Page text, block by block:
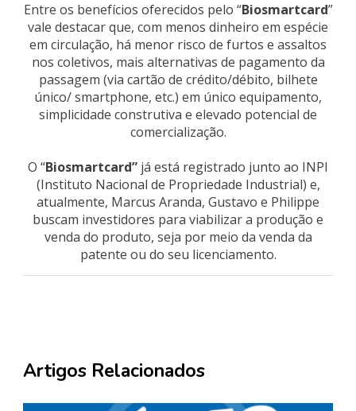
Entre os benefícios oferecidos pelo “Biosmartcard”
vale destacar que, com menos dinheiro em espécie
em circulação, há menor risco de furtos e assaltos
nos coletivos, mais alternativas de pagamento da
passagem (via cartão de crédito/débito, bilhete
único/ smartphone, etc.) em único equipamento,
simplicidade construtiva e elevado potencial de
comercialização.
O “Biosmartcard” já está registrado junto ao INPI
(Instituto Nacional de Propriedade Industrial) e,
atualmente, Marcus Aranda, Gustavo e Philippe
buscam investidores para viabilizar a produção e
venda do produto, seja por meio da venda da
patente ou do seu licenciamento.
Artigos Relacionados